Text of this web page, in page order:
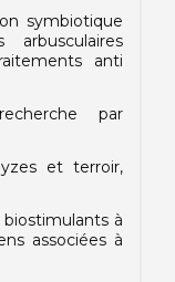
symbiotique
arbusculaires
anti
par
et terroir,
à
associées à